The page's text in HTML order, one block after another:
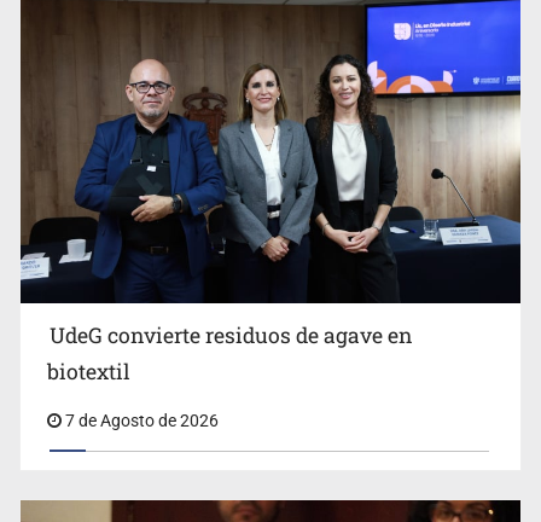
Ya hay solicitud de audiencia de imputación en caso Eli
Castro
UdeG convierte residuos de agave en
biotextil
7 de Agosto de 2026